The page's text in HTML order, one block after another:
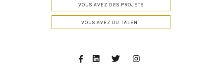
Facebook Linkedin Twitter
VOUS AVEZ DES PROJETS
VOUS AVEZ DU TALENT